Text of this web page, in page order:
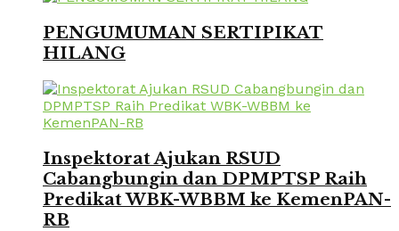
PENGUMUMAN SERTIPIKAT
HILANG
Inspektorat Ajukan RSUD
Cabangbungin dan DPMPTSP Raih
Predikat WBK-WBBM ke KemenPAN-
RB